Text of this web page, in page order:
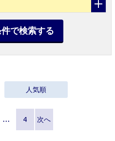
で検索する
人気順
… 4 次へ